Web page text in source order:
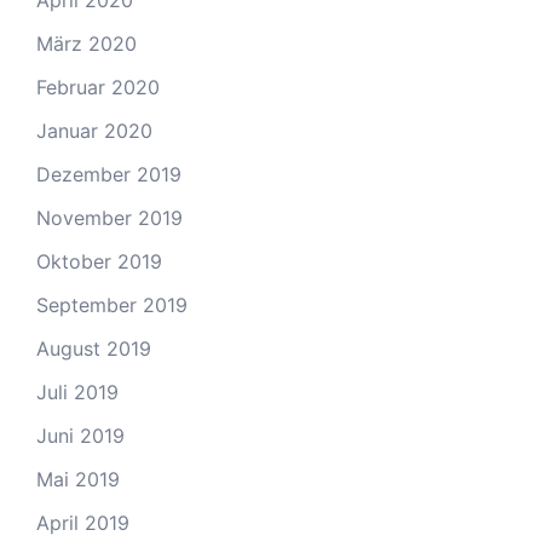
März 2020
Februar 2020
Januar 2020
Dezember 2019
November 2019
Oktober 2019
September 2019
August 2019
Juli 2019
Juni 2019
Mai 2019
April 2019